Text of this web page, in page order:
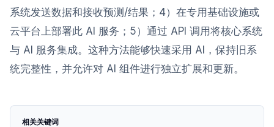
系统发送数据和接收预测/结果；4）在专用基础设施或
云平台上部署此 AI 服务；5）通过 API 调用将核心系统
与 AI 服务集成。这种方法能够快速采用 AI，保持旧系
统完整性，并允许对 AI 组件进行独立扩展和更新。
相关关键词